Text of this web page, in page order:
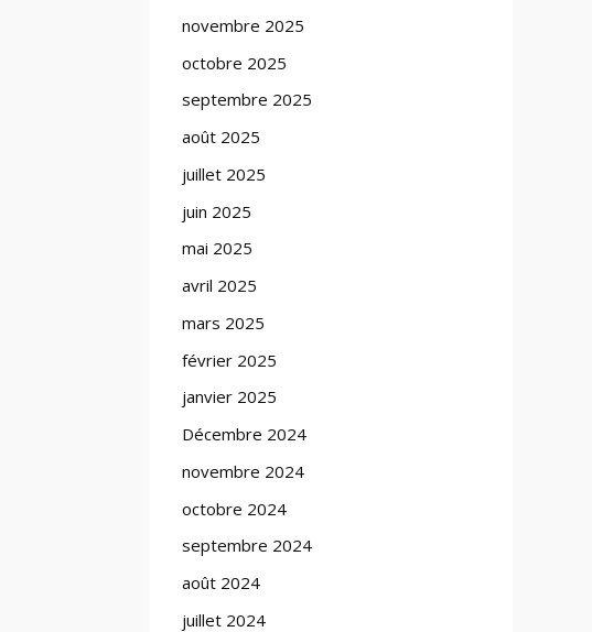
novembre 2025
octobre 2025
septembre 2025
août 2025
juillet 2025
juin 2025
mai 2025
avril 2025
mars 2025
février 2025
janvier 2025
Décembre 2024
novembre 2024
octobre 2024
septembre 2024
août 2024
juillet 2024